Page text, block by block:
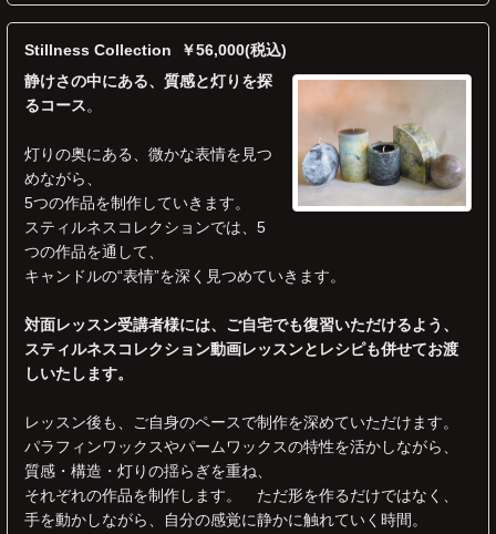
Stillness Collection ￥56,000(税込)
静けさの中にある、質感と灯りを探
るコース。
灯りの奥にある、微かな表情を見つ
めながら、
5つの作品を制作していきます。
スティルネスコレクションでは、5
つの作品を通して、
キャンドルの“表情”を深く見つめていきます。
対面レッスン受講者様には、ご自宅でも復習いただけるよう、
スティルネスコレクション動画レッスンとレシピも併せてお渡
しいたします。
レッスン後も、ご自身のペースで制作を深めていただけます。
パラフィンワックスやパームワックスの特性を活かしながら、
質感・構造・灯りの揺らぎを重ね、
それぞれの作品を制作します。 ただ形を作るだけではなく、
手を動かしながら、自分の感覚に静かに触れていく時間。